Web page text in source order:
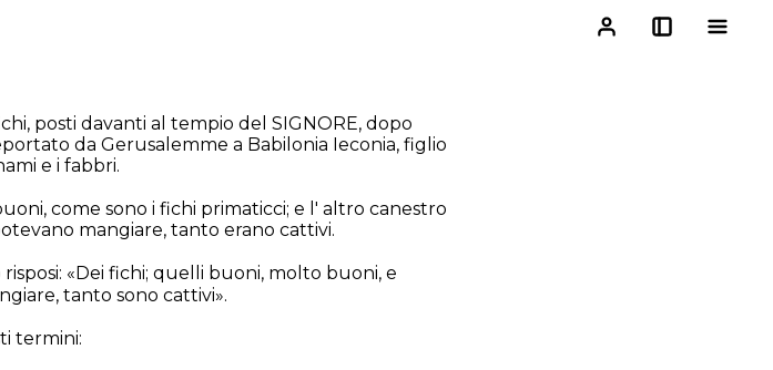
posti davanti al tempio del SIGNORE, dopo
da Gerusalemme a Babilonia Ieconia, figlio
e i fabbri.
come sono i fichi primaticci; e l' altro canestro
mangiare, tanto erano cattivi.
risposi: «Dei fichi; quelli buoni, molto buoni, e
tanto sono cattivi».
termini: